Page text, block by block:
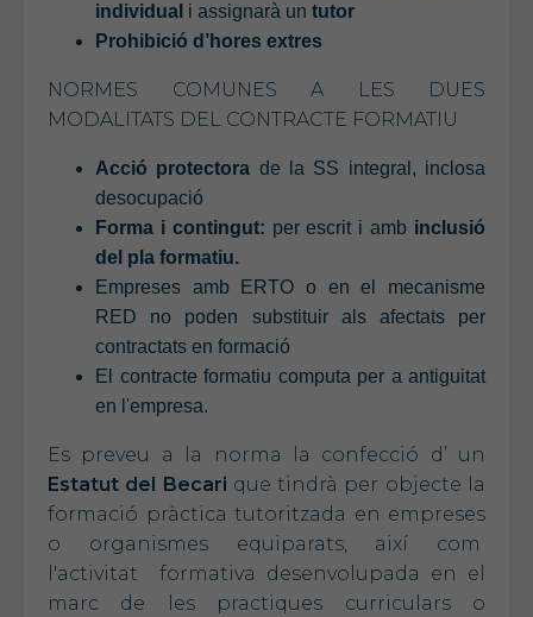
individual i assignarà un tutor
Prohibició d’hores extres
NORMES COMUNES A LES DUES
MODALITATS DEL CONTRACTE FORMATIU
Acció protectora de la SS integral, inclosa
desocupació
Forma i contingut: per escrit i amb inclusió
del pla formatiu.
Empreses amb ERTO o en el mecanisme
RED no poden substituir als afectats per
contractats en formació
El contracte formatiu computa per a antiguitat
en l'empresa.
Es preveu a la norma la confecció d’ un
Estatut del Becari que tindrà per objecte la
formació pràctica tutoritzada en empreses
o organismes equiparats, així com
l'activitat formativa desenvolupada en el
marc de les practiques curriculars o